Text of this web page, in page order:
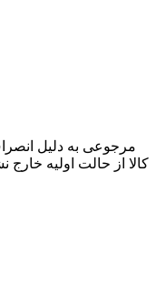
کالا از حالت اولیه خارج